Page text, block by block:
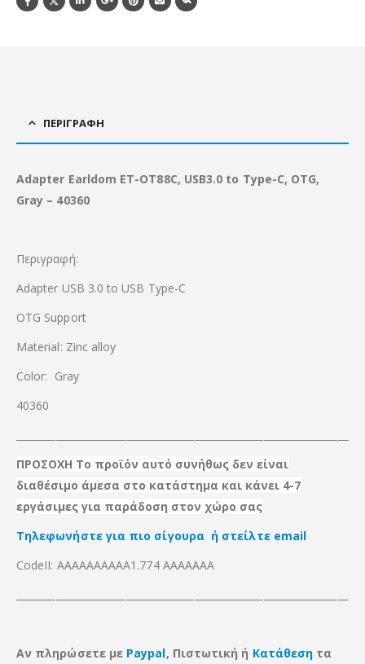
ΠΕΡΙΓΡΑΦΉ
Adapter Earldom ET-OT88C, USB3.0 to Type-C, OTG,
Grаy – 40360
Περιγραφή:
Adapter USB 3.0 to USB Type-C
OTG Support
Material: Zinc alloy
Color: Grаy
40360
ΠΡΟΣΟΧΗ Το προϊόν αυτό συνήθως δεν είναι
διαθέσιμο άμεσα στο κατάστημα και κάνει 4-7
εργάσιμες για παράδοση στον χώρο σας
Τηλεφωνήστε για πιο σίγουρα ή στείλτε email
CodeII: ΑΑΑΑΑΑΑΑΑΑ1.774 ΑΑΑΑΑΑΑ
Αν πληρώσετε με Paypal, Πιστωτική ή Κατάθεση τα